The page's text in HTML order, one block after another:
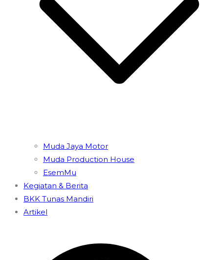
Muda Jaya Motor
Muda Production House
EsemMu
Kegiatan & Berita
BKK Tunas Mandiri
Artikel